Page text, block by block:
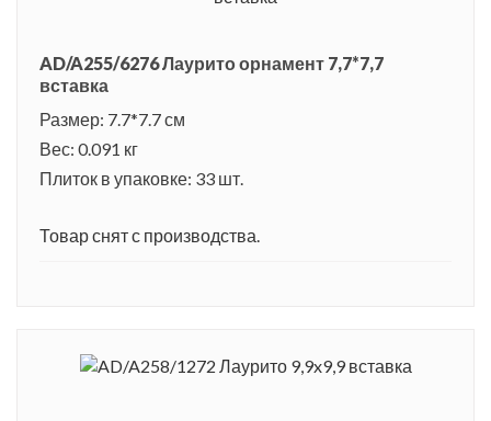
AD/A255/6276 Лаурито орнамент 7,7*7,7
вставка
Размер: 7.7*7.7 см
Вес: 0.091 кг
Плиток в упаковке: 33 шт.
Товар снят с производства.